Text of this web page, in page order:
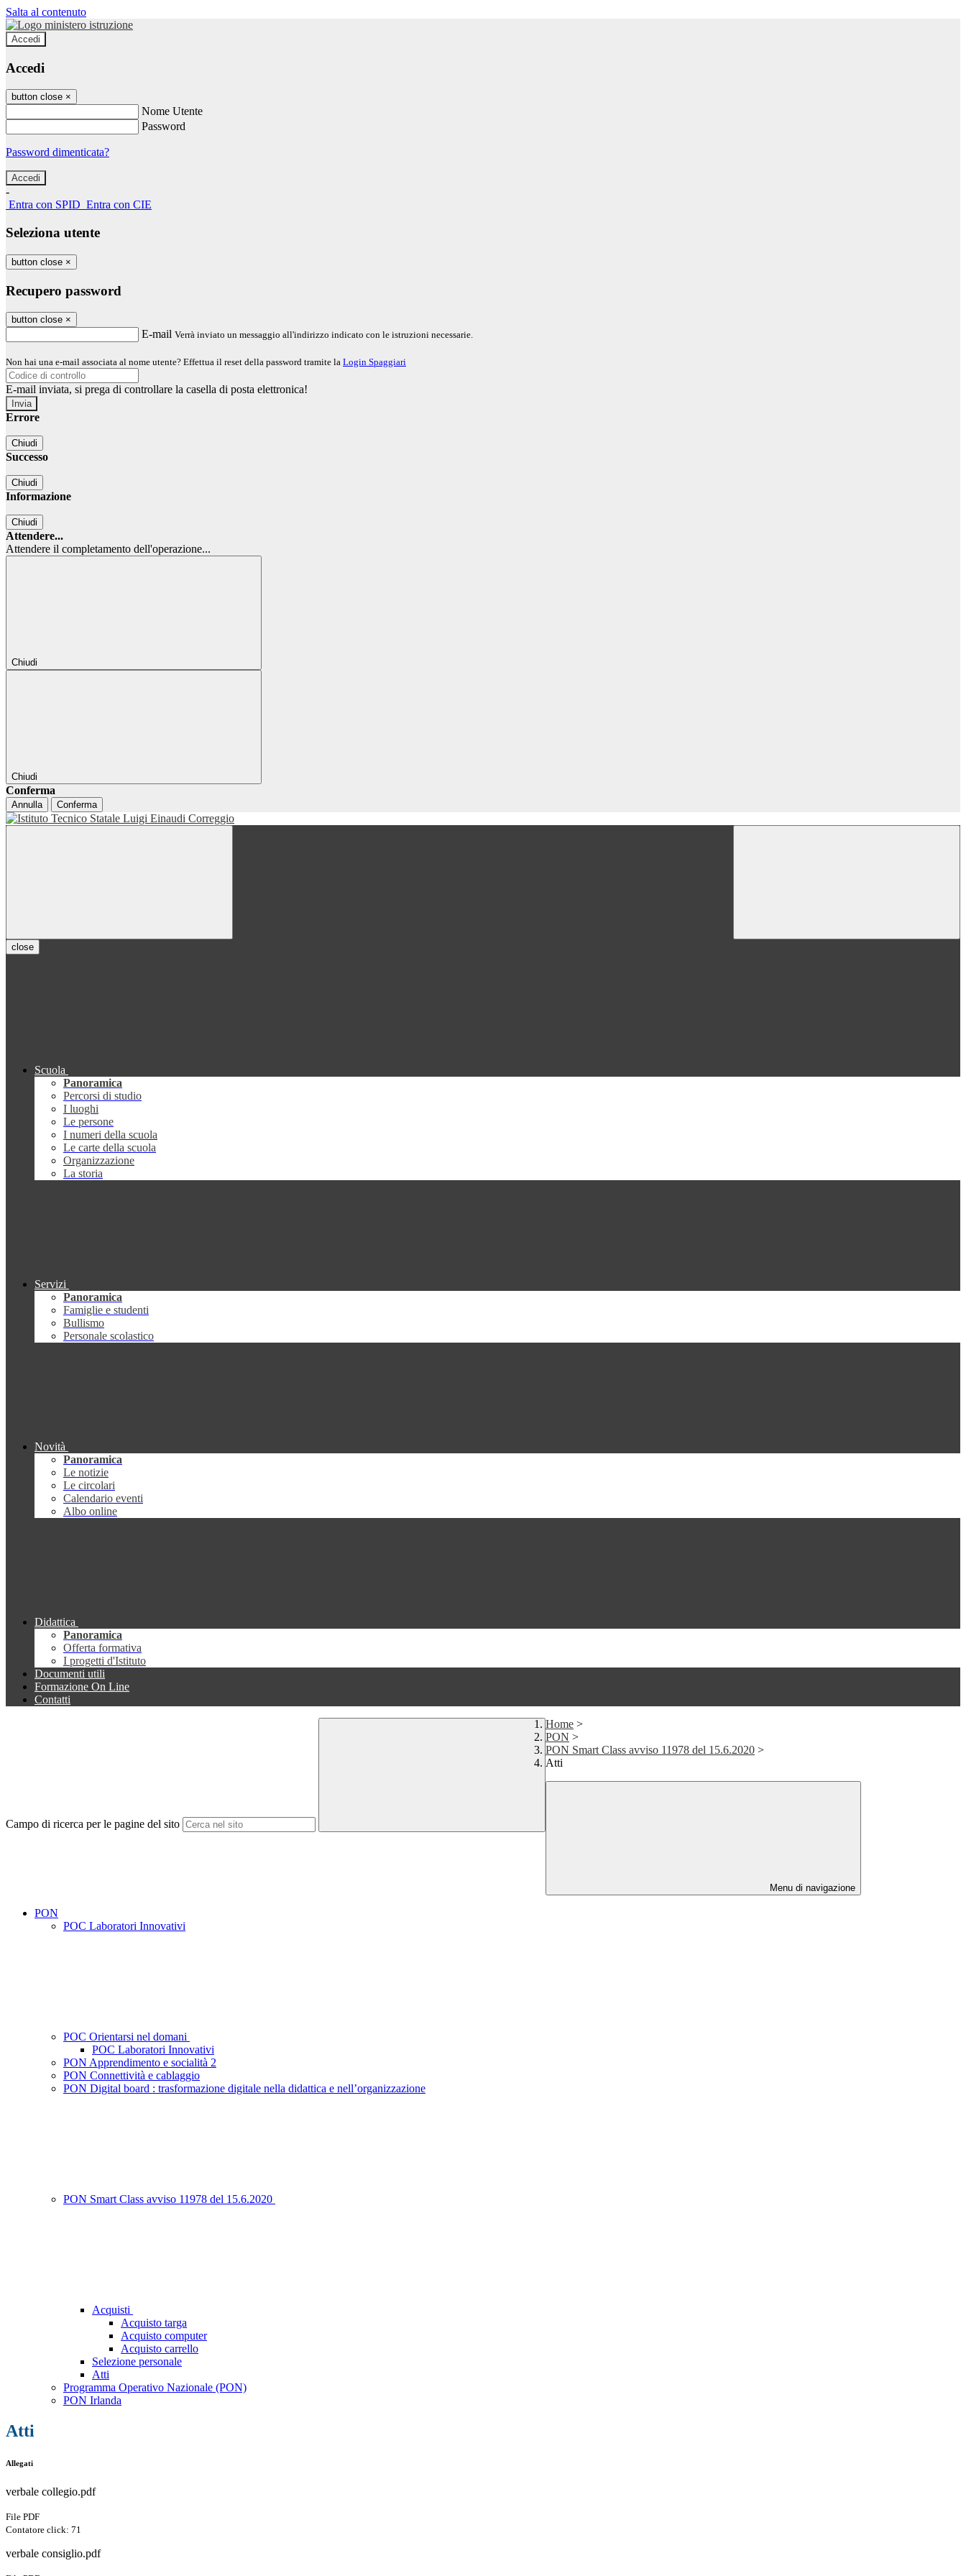
Salta al contenuto
Accedi
Accedi
button close ×
Nome Utente
Password
Password dimenticata?
-
Entra con SPID Entra con CIE
Seleziona utente
button close ×
Recupero password
button close ×
E-mail Verrà inviato un messaggio all'indirizzo indicato con le istruzioni necessarie.
Non hai una e-mail associata al nome utente? Effettua il reset della password tramite la Login Spaggiari
E-mail inviata, si prega di controllare la casella di posta elettronica!
Errore
Chiudi
Successo
Chiudi
Informazione
Chiudi
Attendere...
Attendere il completamento dell'operazione...
Chiudi
Chiudi
Conferma
Annulla Conferma
close
Scuola
Panoramica
Percorsi di studio
I luoghi
Le persone
I numeri della scuola
Le carte della scuola
Organizzazione
La storia
Servizi
Panoramica
Famiglie e studenti
Bullismo
Personale scolastico
Novità
Panoramica
Le notizie
Le circolari
Calendario eventi
Albo online
Didattica
Panoramica
Offerta formativa
I progetti d'Istituto
Documenti utili
Formazione On Line
Contatti
Campo di ricerca per le pagine del sito
Home >
PON >
PON Smart Class avviso 11978 del 15.6.2020 >
Atti
Menu di navigazione
PON
POC Laboratori Innovativi
POC Orientarsi nel domani
POC Laboratori Innovativi
PON Apprendimento e socialità 2
PON Connettività e cablaggio
PON Digital board : trasformazione digitale nella didattica e nell’organizzazione
PON Smart Class avviso 11978 del 15.6.2020
Acquisti
Acquisto targa
Acquisto computer
Acquisto carrello
Selezione personale
Atti
Programma Operativo Nazionale (PON)
PON Irlanda
Atti
Allegati
verbale collegio.pdf
File PDF
Contatore click: 71
verbale consiglio.pdf